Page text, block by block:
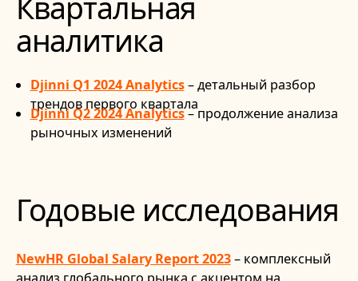
аналитика
Djinni Q1 2024 Analytics– детальный разбор
трендов первого квартала
Djinni Q2 2024 Analytics– продолжение анализа
рыночных изменений
Годовые исследования
NewHR Global Salary Report 2023– комплексный